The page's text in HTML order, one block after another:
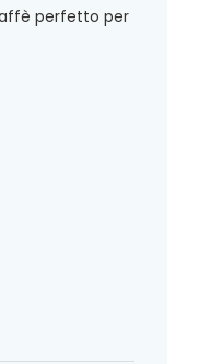
perfetto per